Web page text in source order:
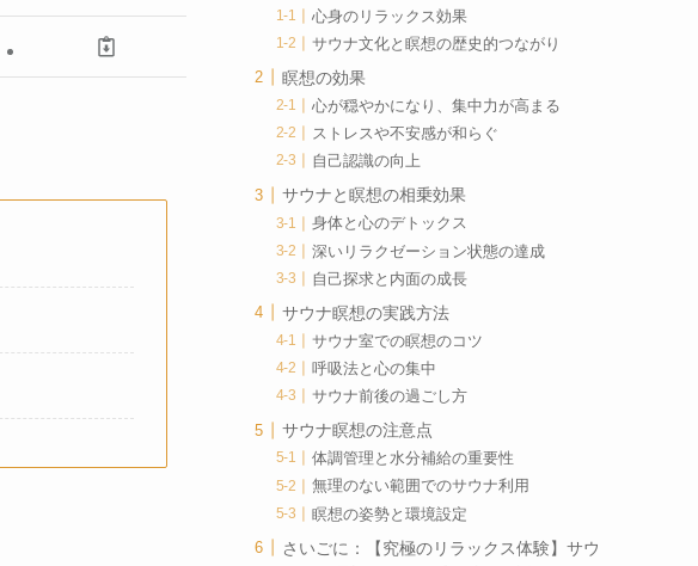
心身のリラックス効果
サウナ文化と瞑想の歴史的つながり
瞑想の効果
心が穏やかになり、集中力が高まる
ストレスや不安感が和らぐ
自己認識の向上
サウナと瞑想の相乗効果
身体と心のデトックス
深いリラクゼーション状態の達成
自己探求と内面の成長
サウナ瞑想の実践方法
サウナ室での瞑想のコツ
呼吸法と心の集中
サウナ前後の過ごし方
サウナ瞑想の注意点
体調管理と水分補給の重要性
無理のない範囲でのサウナ利用
瞑想の姿勢と環境設定
さいごに：【究極のリラックス体験】サウ